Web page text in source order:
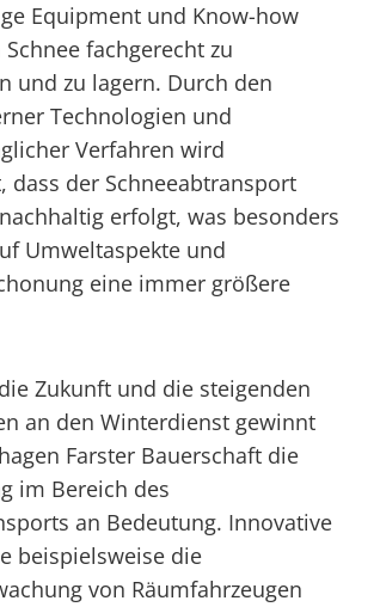
Equipment und Know-how
fachgerecht zu
und zu lagern. Durch den
Technologien und
Verfahren wird
dass der Schneeabtransport
erfolgt, was besonders
Umweltaspekte und
eine immer größere
Zukunft und die steigenden
an den Winterdienst gewinnt
Farster Bauerschaft die
im Bereich des
an Bedeutung. Innovative
beispielsweise die
von Räumfahrzeugen